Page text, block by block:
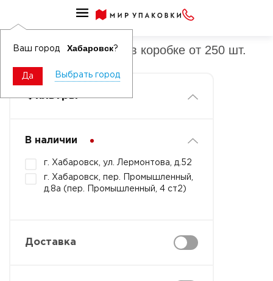
Ваш город Хабаровск?
Да Выбрать город
Салфетки бумажные в коробке от 250 шт.
Фильтры
В наличии
г. Хабаровск, ул. Лермонтова, д.52
г. Хабаровск, пер. Промышленный,
д.8а (пер. Промышленный, 4 ст2)
Доставка